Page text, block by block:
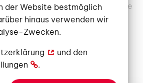
unseres Jubiläums auf eine
der Website bestmöglich
hinaus verwenden wir
Zwecken.
und den
.